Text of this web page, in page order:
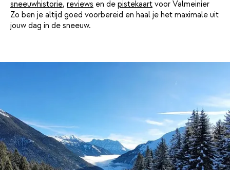
sneeuwhistorie, reviews en de pistekaart voor Valmeinier
Zo ben je altijd goed voorbereid en haal je het maximale uit
jouw dag in de sneeuw.